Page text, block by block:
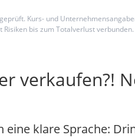
Kurs- und
bis zum Totalverlust verbunden.
verkaufen?!
eine klare Sprache: